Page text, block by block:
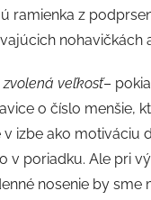
ramienka z
nohavičkách
veľkosť–
o číslo menšie,
v izbe ako motiváciu
v poriadku. Ale pri
nosenie by sme